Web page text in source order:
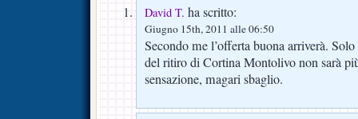
David T. ha scritto:
Giugno 15th, 2011 alle 06:50
Secondo me l’offerta buona arriverà.
del ritiro di Cortina Montolivo non sarà
sensazione, magari sbaglio.